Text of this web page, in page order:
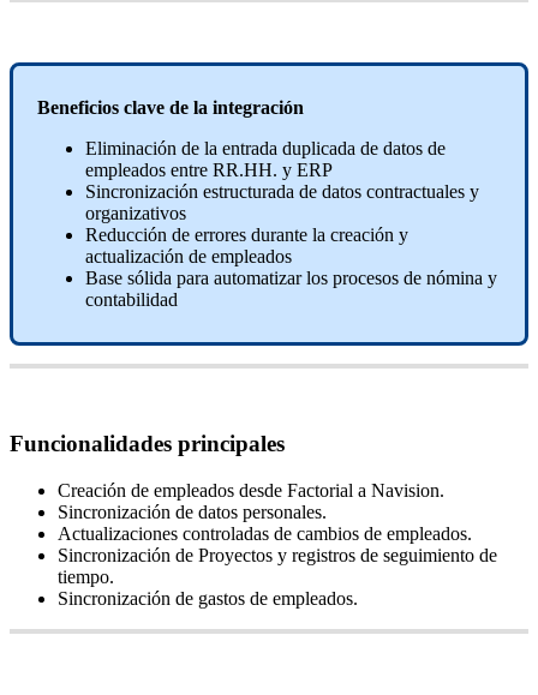
Beneficios clave de la integración
Eliminación de la entrada duplicada de datos de
empleados entre RR.HH. y ERP
Sincronización estructurada de datos contractuales y
organizativos
Reducción de errores durante la creación y
actualización de empleados
Base sólida para automatizar los procesos de nómina y
contabilidad
Funcionalidades principales
Creación de empleados desde Factorial a Navision.
Sincronización de datos personales.
Actualizaciones controladas de cambios de empleados.
Sincronización de Proyectos y registros de seguimiento de
tiempo.
Sincronización de gastos de empleados.